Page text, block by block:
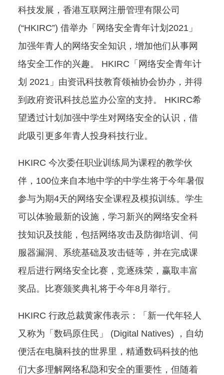
科技发展，香港互联网注册管理有限公司
(“HKIRC”) 借举办「网络安全青年计划2021」
加强年青人的网络安全知识，增加他们从事网
络安全工作的兴趣。 HKIRC「网络安全青年计
划 2021」由资讯科技教育领袖协会协办，并得
到政府资讯科技总监办公室的支持。 HKIRC希
望透过计划加强中学生对网络安全的认识，借
此吸引更多年青人投身科技行业。
HKIRC 今次委任职业训练局为课程的教学伙
伴，100位来自本地中学的中学生将于今年暑假
参与为期4天的网络安全课程及模拟训练。学生
可以体验最新的设施，学习新兴的网络安全科
技知识及技能，包括网络攻击及防御培训、伺
服器漏洞、系统基础及攻击链等，并在完成课
程后进行网络安全比赛，竞逐殊荣，赢取丰富
奖品。比赛颁奖典礼将于今年8月举行。
HKIRC 行政总裁黄家伟表示：「新一代年轻人
又称为「数码原住民」 (Digital Natives) ，自幼
便活在电脑科技的世界里，精通数码科技的他
们大多理解网络私隐和安全的重要性，但随着